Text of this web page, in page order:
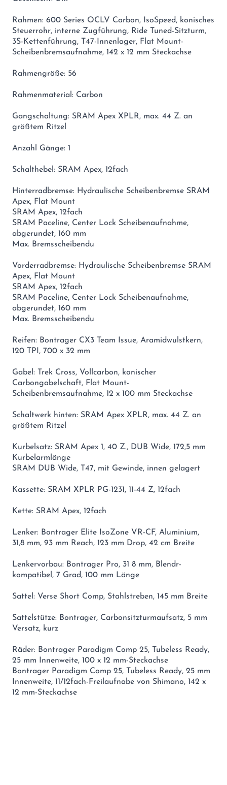
Rahmen: 600 Series OCLV Carbon, IsoSpeed, konisches
Steuerrohr, interne Zugführung, Ride Tuned-Sitzturm,
3S-Kettenführung, T47-Innenlager, Flat Mount-
Scheibenbremsaufnahme, 142 x 12 mm Steckachse
Rahmengröße: 56
Rahmenmaterial: Carbon
Gangschaltung: SRAM Apex XPLR, max. 44 Z. an
größtem Ritzel
Anzahl Gänge: 1
Schalthebel: SRAM Apex, 12fach
Hinterradbremse: Hydraulische Scheibenbremse SRAM
Apex, Flat Mount
SRAM Apex, 12fach
SRAM Paceline, Center Lock Scheibenaufnahme,
abgerundet, 160 mm
Max. Bremsscheibendu
Vorderradbremse: Hydraulische Scheibenbremse SRAM
Apex, Flat Mount
SRAM Apex, 12fach
SRAM Paceline, Center Lock Scheibenaufnahme,
abgerundet, 160 mm
Max. Bremsscheibendu
Reifen: Bontrager CX3 Team Issue, Aramidwulstkern,
120 TPI, 700 x 32 mm
Gabel: Trek Cross, Vollcarbon, konischer
Carbongabelschaft, Flat Mount-
Scheibenbremsaufnahme, 12 x 100 mm Steckachse
Schaltwerk hinten: SRAM Apex XPLR, max. 44 Z. an
größtem Ritzel
Kurbelsatz: SRAM Apex 1, 40 Z., DUB Wide, 172,5 mm
Kurbelarmlänge
SRAM DUB Wide, T47, mit Gewinde, innen gelagert
Kassette: SRAM XPLR PG-1231, 11-44 Z, 12fach
Kette: SRAM Apex, 12fach
Lenker: Bontrager Elite IsoZone VR-CF, Aluminium,
31,8 mm, 93 mm Reach, 123 mm Drop, 42 cm Breite
Lenkervorbau: Bontrager Pro, 31 8 mm, Blendr-
kompatibel, 7 Grad, 100 mm Länge
Sattel: Verse Short Comp, Stahlstreben, 145 mm Breite
Sattelstütze: Bontrager, Carbonsitzturmaufsatz, 5 mm
Versatz, kurz
Räder: Bontrager Paradigm Comp 25, Tubeless Ready,
25 mm Innenweite, 100 x 12 mm-Steckachse
Bontrager Paradigm Comp 25, Tubeless Ready, 25 mm
Innenweite, 11/12fach-Freilaufnabe von Shimano, 142 x
12 mm-Steckachse